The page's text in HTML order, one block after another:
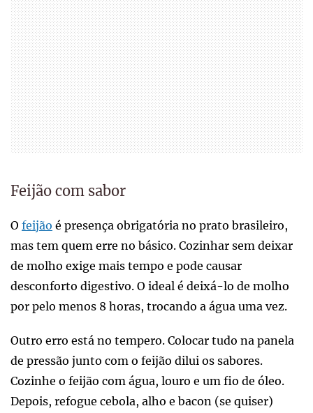
Feijão com sabor
O feijão é presença obrigatória no prato brasileiro,
mas tem quem erre no básico. Cozinhar sem deixar
de molho exige mais tempo e pode causar
desconforto digestivo. O ideal é deixá-lo de molho
por pelo menos 8 horas, trocando a água uma vez.
Outro erro está no tempero. Colocar tudo na panela
de pressão junto com o feijão dilui os sabores.
Cozinhe o feijão com água, louro e um fio de óleo.
Depois, refogue cebola, alho e bacon (se quiser)